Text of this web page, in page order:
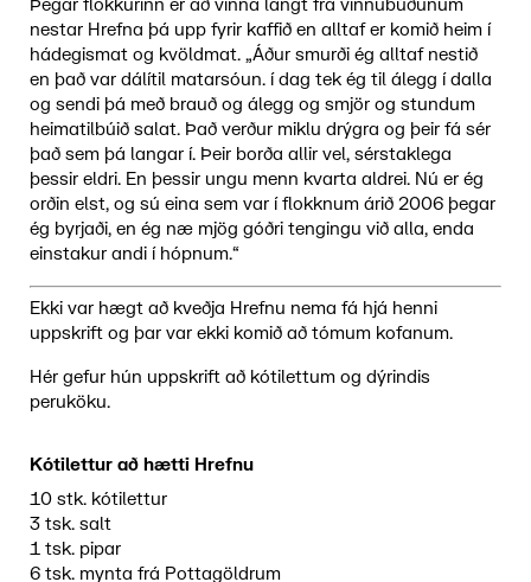
Þegar flokkurinn er að vinna langt frá vinnubúðunum
nestar Hrefna þá upp fyrir kaffið en alltaf er komið heim í
hádegismat og kvöldmat. „Áður smurði ég alltaf nestið
en það var dálítil matarsóun. í dag tek ég til álegg í dalla
og sendi þá með brauð og álegg og smjör og stundum
heimatilbúið salat. Það verður miklu drýgra og þeir fá sér
það sem þá langar í. Þeir borða allir vel, sérstaklega
þessir eldri. En þessir ungu menn kvarta aldrei. Nú er ég
orðin elst, og sú eina sem var í flokknum árið 2006 þegar
ég byrjaði, en ég næ mjög góðri tengingu við alla, enda
einstakur andi í hópnum.“
Ekki var hægt að kveðja Hrefnu nema fá hjá henni
uppskrift og þar var ekki komið að tómum kofanum.
Hér gefur hún uppskrift að kótilettum og dýrindis
peruköku.
Kótilettur að hætti Hrefnu
10 stk. kótilettur
3 tsk. salt
1 tsk. pipar
6 tsk. mynta frá Pottagöldrum